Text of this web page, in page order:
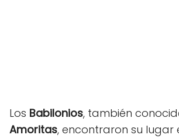
Los Babilonios, también
Amoritas, encontraron su lugar